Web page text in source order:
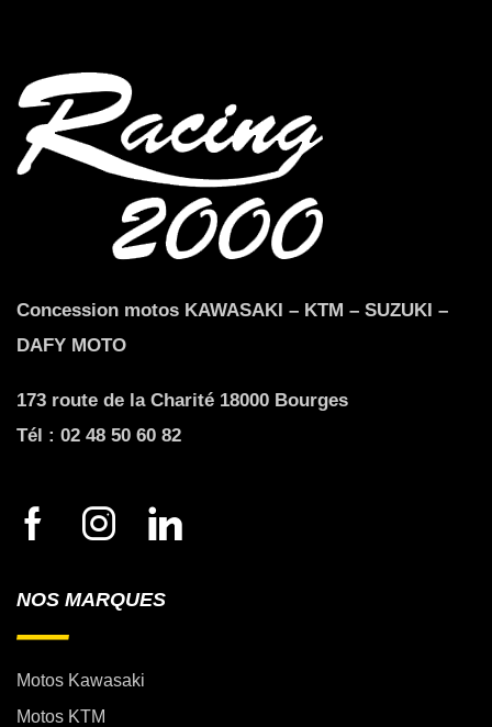
Concession motos KAWASAKI – KTM – SUZUKI –
DAFY MOTO
173 route de la Charité 18000 Bourges
Tél : 02 48 50 60 82
NOS MARQUES
Motos Kawasaki
Motos KTM